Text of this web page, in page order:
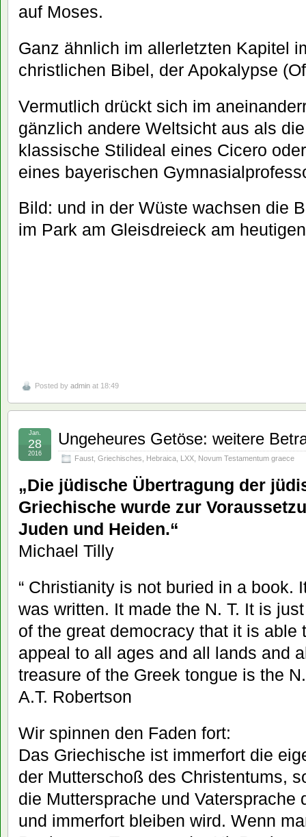
auf Moses.
Ganz ähnlich im allerletzten Kapitel
christlichen Bibel, der Apokalypse
Vermutlich drückt sich im
gänzlich andere Weltsicht aus als
klassische Stilideal eines Cicero
eines bayerischen
Bild: und in der Wüste wachsen die
im Park am Gleisdreieck am
Posted by admin at 18:49
Ungeheures Getöse: weitere
Faust Griechisches Hebraica LXX Novum Testamentum graece
Jan.
28
2016
„Die jüdische Übertragung der
Griechische wurde zur
Juden und Heiden.“
Michael Tilly
“ Christianity is not buried in a book.
was written. It made the N. T. It is
of the great democracy that it is able
appeal to all ages and all lands and
treasure of the Greek tongue is the
A.T. Robertson
Wir spinnen den Faden fort:
Das Griechische ist immerfort die
der Mutterschoß des Christentums,
die Muttersprache und Vatersprache
und immerfort bleiben wird. Wenn